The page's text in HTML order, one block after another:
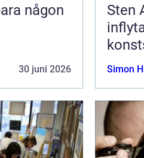
någon
30 juni 2026
Sten
Simon